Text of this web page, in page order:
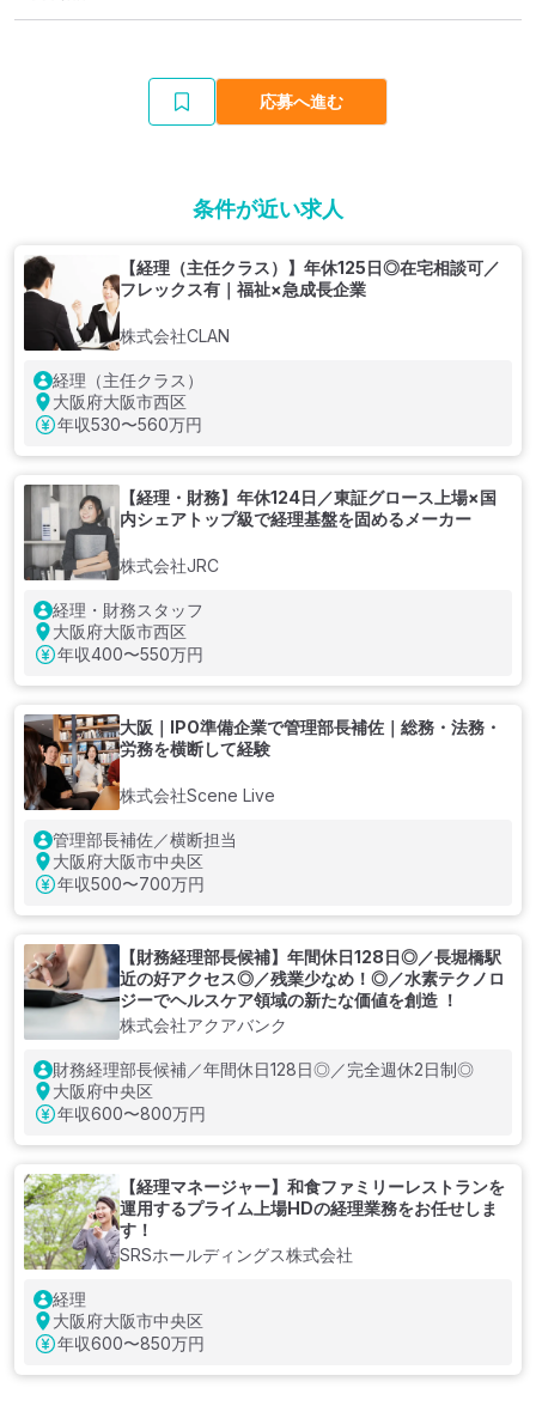
応募へ進む
条件が近い求人
【経理（主任クラス）】年休125日◎在宅相談可／
フレックス有｜福祉×急成長企業
株式会社CLAN
経理（主任クラス）
大阪府大阪市西区
年収530〜560万円
【経理・財務】年休124日／東証グロース上場×国
内シェアトップ級で経理基盤を固めるメーカー
株式会社JRC
経理・財務スタッフ
大阪府大阪市西区
年収400〜550万円
大阪｜IPO準備企業で管理部長補佐｜総務・法務・
労務を横断して経験
株式会社Scene Live
管理部長補佐／横断担当
大阪府大阪市中央区
年収500〜700万円
【財務経理部長候補】年間休日128日◎／長堀橋駅
近の好アクセス◎／残業少なめ！◎／水素テクノロ
ジーでヘルスケア領域の新たな価値を創造 ！
株式会社アクアバンク
財務経理部長候補／年間休日128日◎／完全週休2日制◎
大阪府中央区
年収600〜800万円
【経理マネージャー】和⾷ファミリーレストランを
運用するプライム上場HDの経理業務をお任せしま
す！
SRSホールディングス株式会社
経理
大阪府大阪市中央区
年収600〜850万円